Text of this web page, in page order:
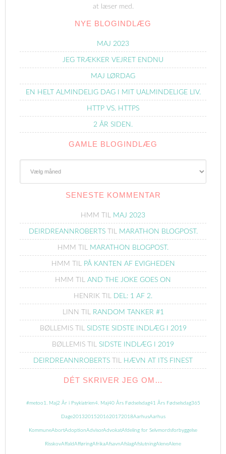
at læser med.
NYE BLOGINDLÆG
MAJ 2023
JEG TRÆKKER VEJRET ENDNU
MAJ LØRDAG
EN HELT ALMINDELIG DAG I MIT UALMINDELIGE LIV.
HTTP VS. HTTPS
2 ÅR SIDEN.
GAMLE BLOGINDLÆG
SENESTE KOMMENTAR
HMM TIL MAJ 2023
DEIRDREANNROBERTSTIL MARATHON BLOGPOST.
HMM TIL MARATHON BLOGPOST.
HMM TIL PÅ KANTEN AF EVIGHEDEN
HMM TIL AND THE JOKE GOES ON
HENRIK TIL DEL: 1 AF 2.
LINN TIL RANDOM TANKER #1
BØLLEMISTIL SIDSTE SIDSTE INDLÆG I 2019
BØLLEMIS TIL SIDSTE INDLÆG I 2019
DEIRDREANNROBERTS TIL HÆVN AT ITS FINEST
DÉT SKRIVER JEG OM…
#metoo 1. Maj2 År i Psykiatrien4. Maj40 Års Fødselsdag41 Års Fødselsdag365
Dage2013 2015 201620172018AarhusAarhus
KommuneAbortAdoptionAdvisorAdvokatAfdeling for Selvmordsforbyggelse
RisskovAffald AfføringAfrikaAfsavnAfslagAfslutningAleneAlene